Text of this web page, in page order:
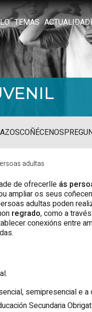
TEMAS
COÑÉCENOS
adultas
de ofrecerlle ás
ampliar os seus
adultas poden
regrado, como a
conexións entre
semipresencial e
Secundaria